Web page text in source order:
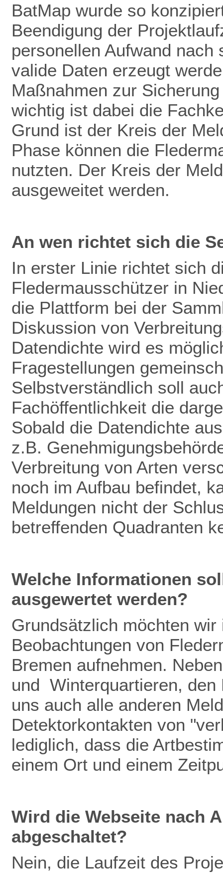
BatMap wurde so
Beendigung der
personellen Aufwand
valide Daten erzeugt
Maßnahmen zur
wichtig ist dabei die
Grund ist der Kreis der
Phase können die
nutzten. Der Kreis der
ausgeweitet werden.
An wen richtet sich die
In erster Linie richtet sich
Fledermausschützer in
die Plattform bei der
Diskussion von
Datendichte wird es
Fragestellungen
Selbstverständlich soll
Fachöffentlichkeit die
Sobald die Datendichte
z.B.
Verbreitung von Arten
noch im Aufbau befindet,
Meldungen nicht der
betreffenden Quadranten
Welche Informationen
ausgewertet werden?
Grundsätzlich möchten
Beobachtungen von
Bremen aufnehmen.
und Winterquartieren, den
uns auch alle anderen
Detektorkontakten von
lediglich, dass die
einem Ort und einem
Wird die Webseite nach
abgeschaltet?
Nein, die Laufzeit des